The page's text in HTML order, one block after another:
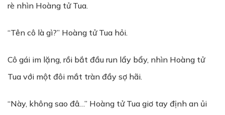
rè nhìn Hoàng tử Tua.
“Tên cô là gì?” Hoàng tử Tua hỏi.
Cô gái im lặng, rồi bắt đầu run lẩy bẩy, nhìn Hoàng tử
Tua với một đôi mắt tràn đầy sợ hãi.
“Này, không sao đâ…” Hoàng tử Tua giơ tay định an ủi